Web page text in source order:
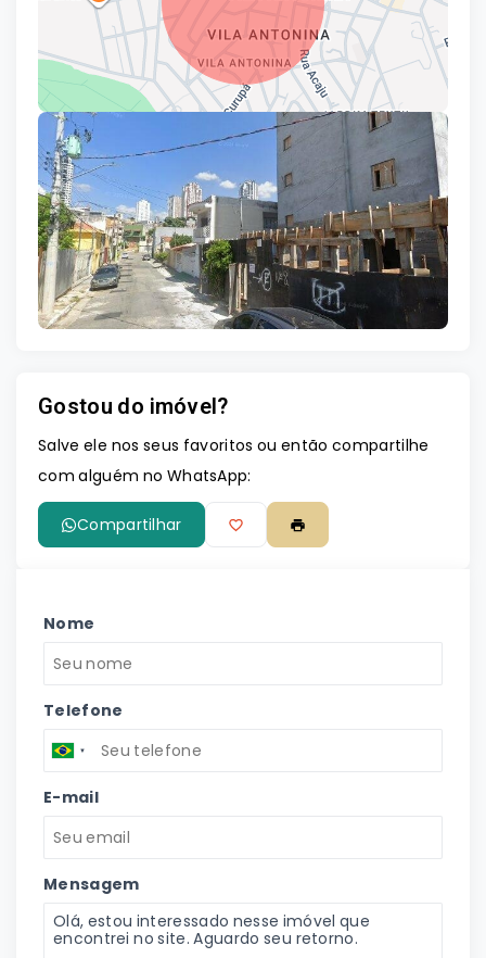
Leaflet
Gostou do imóvel?
Salve ele nos seus favoritos ou então compartilhe
com alguém no WhatsApp:
Compartilhar
Nome
Telefone
E-mail
Mensagem